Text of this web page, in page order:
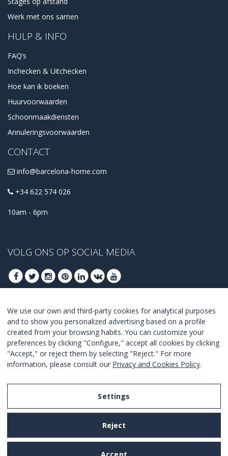
Werk met ons samen
HULP & INFO
FAQ’s
Inchecken & Uitchecken
Hoe kan ik boeken
Huurvoorwaarden
Schoonmaakdiensten
Annuleringsvoorwaarden
CONTACT
info@barcelona-home.com
+34 622 574 026
10am - 6pm
VOLG ONS OP SOCIAL MEDIA
MELD U AAN VOOR ONZE BESTE DEALS
AANMELDEN
Ik ga akkoord met devoorwaarden en condities.
We use our own and third-party cookies for analytical purposes
and to show you personalized advertising based on a profile
created from your browsing habits. You can customize your
preferences by clicking "Configure," accept all cookies by clicking
"Accept," or reject them by selecting "Reject." For more
information, please consult our Privacy and Cookies Policy.
Settings
Reject
Legal Notice
Privacy and Cookies Policy
Terms and Conditions of Use